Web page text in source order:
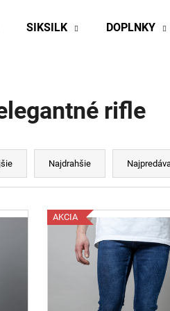
SIKSILK DOPLNKY
rifle
Najdrahšie
AKCIA